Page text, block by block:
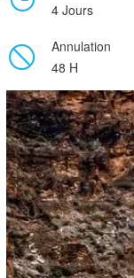
4 Jours
Annulation
48 H